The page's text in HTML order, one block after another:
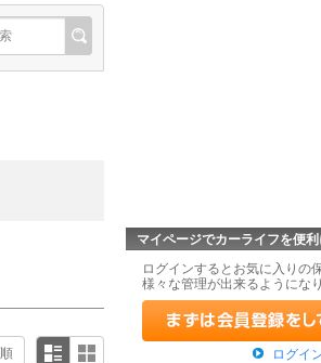
マイページでカーライフを便利
ログインするとお気に入りの
様々な管理が出来るようにな
ログイ